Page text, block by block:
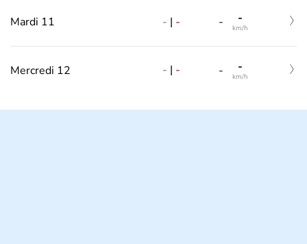
Mardi 11 - | - - -
km/h
Mercredi 12 - | - - -
km/h